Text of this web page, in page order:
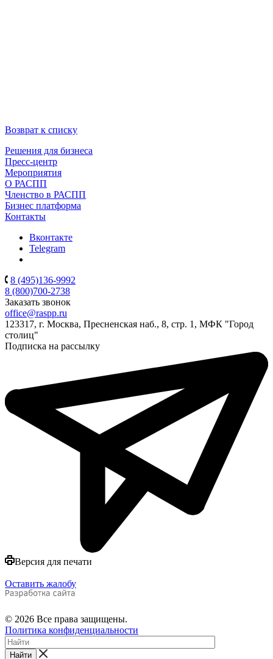
Возврат к списку
Решения для бизнеса
Пресс-центр
Мероприятия
О РАСПП
Членство в РАСПП
Бизнес платформа
Контакты
Вконтакте
Telegram
8 (495)136-9992
8 (800)700-2738
Заказать звонок
office@raspp.ru
123317, г. Москва, Пресненская наб., 8, стр. 1, МФК "Город
столиц"
Подписка на рассылку
Версия для печати
Оставить жалобу
© 2026 Все права защищены.
Политика конфиденциальности
Найти